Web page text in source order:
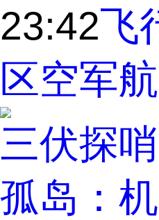
23:42飞
区空军
三伏探
孤岛：